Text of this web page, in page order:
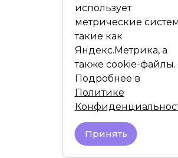
использует
метрические
такие как
Яндекс.Метрика, а
также cookie-файлы.
Подробнее в
Политике
Принять